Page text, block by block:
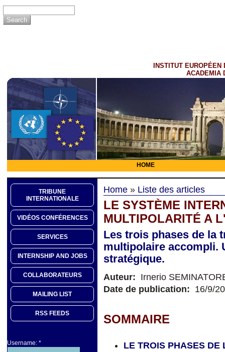
INSTITUT EUROPÉEN
ACADEMIA
HOME
TRIBUNE
INTERNATIONALE
VIDÉOS CONFÉRENCES
SERVICES
INTERNSHIP AND JOBS
COLLABORATEURS
MAILING LIST
RSS FEEDS
Username: *
Home » Liste des articles
LE SYSTÈME
MULTIPOLARITÉ A
Les trois phases de la
multipolaire accompli.
stratégique.
Auteur: Irnerio
Date de publication: 16/9/
SOMMAIRE
LE TROIS PHASES DE